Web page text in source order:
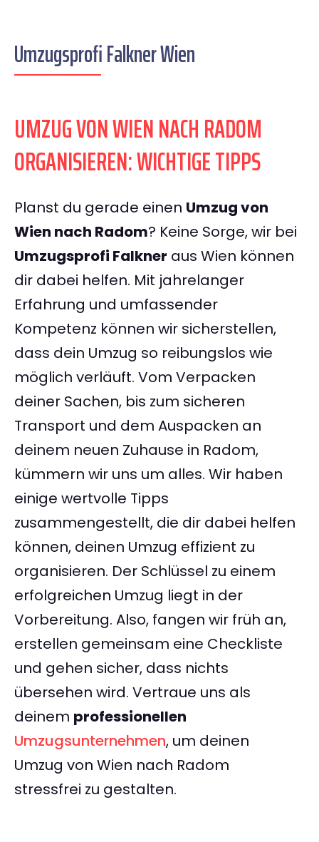
Umzugsprofi Falkner Wien
UMZUG VON WIEN NACH RADOM
ORGANISIEREN: WICHTIGE TIPPS
Planst du gerade einen Umzug von
Wien nach Radom? Keine Sorge, wir bei
Umzugsprofi Falkner aus Wien können
dir dabei helfen. Mit jahrelanger
Erfahrung und umfassender
Kompetenz können wir sicherstellen,
dass dein Umzug so reibungslos wie
möglich verläuft. Vom Verpacken
deiner Sachen, bis zum sicheren
Transport und dem Auspacken an
deinem neuen Zuhause in Radom,
kümmern wir uns um alles. Wir haben
einige wertvolle Tipps
zusammengestellt, die dir dabei helfen
können, deinen Umzug effizient zu
organisieren. Der Schlüssel zu einem
erfolgreichen Umzug liegt in der
Vorbereitung. Also, fangen wir früh an,
erstellen gemeinsam eine Checkliste
und gehen sicher, dass nichts
übersehen wird. Vertraue uns als
deinem professionellen
Umzugsunternehmen, um deinen
Umzug von Wien nach Radom
stressfrei zu gestalten.